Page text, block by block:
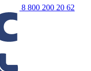
8 800 200 20 62